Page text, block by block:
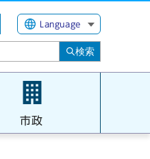
Language
検索
市政